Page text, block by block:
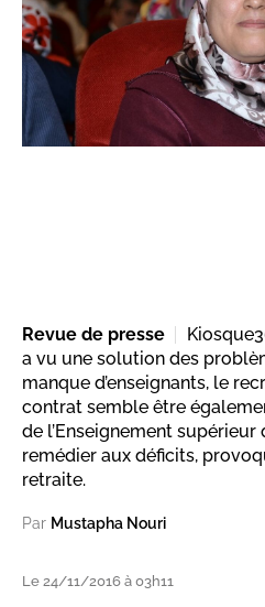
Revue de presse
a vu une solution des
manque d’enseignants, le
contrat semble être
de l’Enseignement
remédier aux déficits,
retraite.
Par Mustapha Nouri
Le 24/11/2016 à 03h11